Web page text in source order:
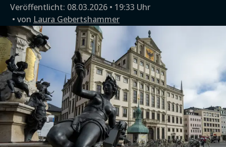
Veröffentlicht: 08.03.2026 • 19:33 Uhr
von Laura Gebertshammer